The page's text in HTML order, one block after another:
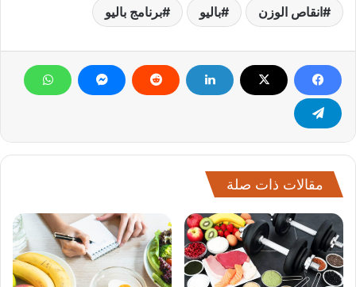
انقاص الوزن باليو برنامج باليو
مقالات ذات صلة